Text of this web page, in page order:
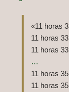
«11 horas
11 horas
11 horas
…
11 horas
11 horas